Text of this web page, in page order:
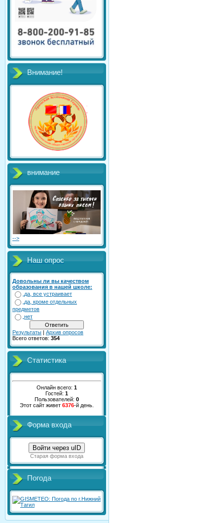
Внимание!
внимание
-->
Наш опрос
Довольны ли вы качеством
образования в нашей школе:
да, все устраивает
да, кроме отдельных
предметов
нет
Результаты | Архив опросов
Всего ответов: 354
Статистика
Онлайн всего: 1
Гостей: 1
Пользователей: 0
Этот сайт живет 6376-й день.
Форма входа
Войти через uID
Старая форма входа
Погода